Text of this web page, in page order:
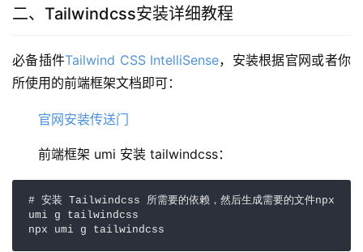
二、Tailwindcss安装详细教程
必备插件Tailwind CSS IntelliSense，安装根据官网或者你
所使用的前端框架文档即可：
官网安装传送门
前端框架 umi 安装 tailwindcss：
# 安装 Tailwindcss 所需要的依赖，然后生成需要的文件npx
umi g tailwindcss
npx umi g tailwindcss